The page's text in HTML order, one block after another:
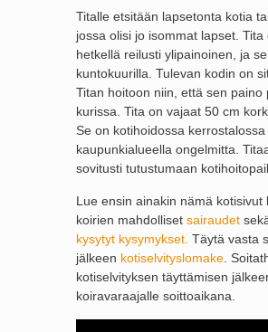
Titalle etsitään lapsetonta kotia
jossa olisi jo isommat lapset. Tita
hetkellä reilusti ylipainoinen, ja
kuntokuurilla. Tulevan kodin on
Titan hoitoon niin, että sen paino
kurissa. Tita on vajaat 50 cm
Se on kotihoidossa kerrostalossa
kaupunkialueella ongelmitta.
sovitusti tutustumaan
Lue ensin ainakin nämä kotisivut
koirien mahdolliset sairaudet
kysytyt kysymykset. Täytä vasta
jälkeen kotiselvityslomake .
kotiselvityksen täyttämisen
koiravaraajalle soittoaikana.